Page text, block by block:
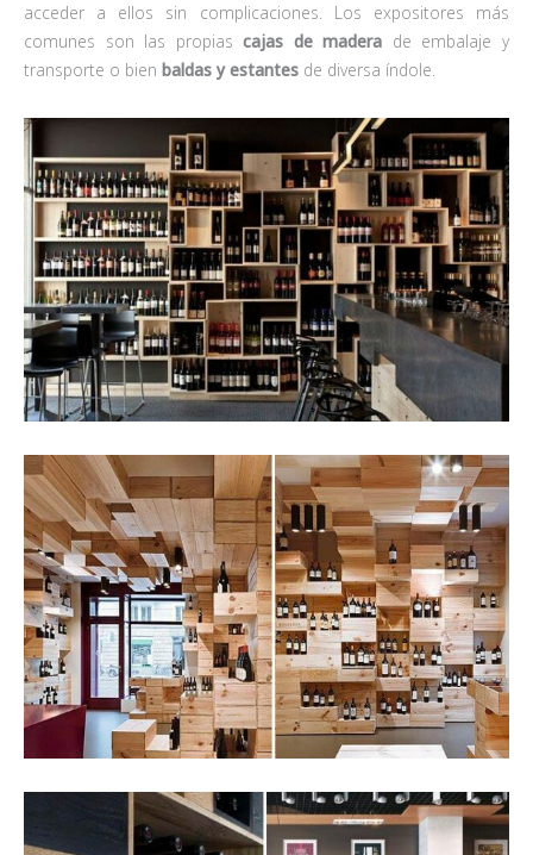
acceder a ellos sin complicaciones. Los expositores más
comunes son las propiascajas de madera de embalaje y
transporte o bien baldas y estantes de diversa índole.